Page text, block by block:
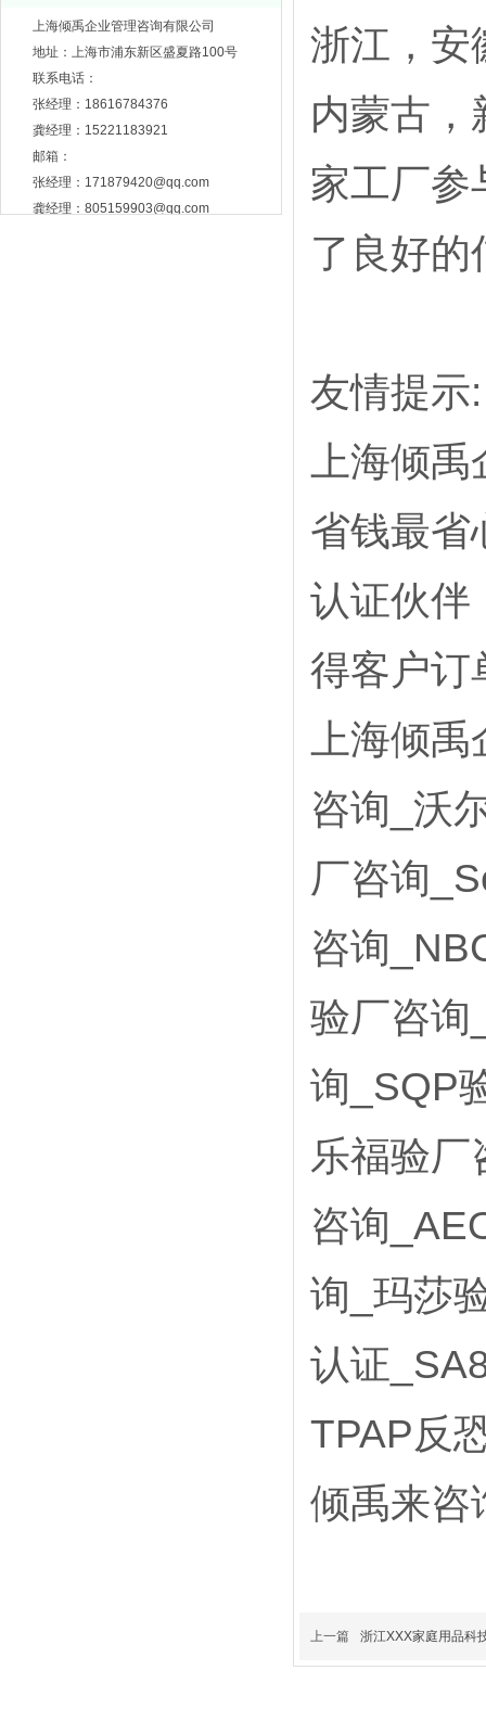
上海倾禹企业管理咨询有限公司
地址：上海市浦东新区盛夏路100号
联系电话：
张经理：18616784376
龚经理：15221183921
邮箱：
张经理：171879420@qq.com
龚经理：805159903@qq.com
浙江，安
内蒙古，
家工厂参
了良好的
友情提示:
上海倾
省钱最省
认证伙伴
得客户订
上海倾
咨询_沃
厂咨询
咨询
验厂咨询
询_SQP
乐福验厂
咨询
询_玛莎
认证
TPAP反
倾禹来咨
上一篇 浙江XXX家庭用品科